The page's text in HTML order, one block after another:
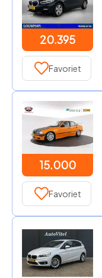
20.395
Favoriet
15.000
Favoriet